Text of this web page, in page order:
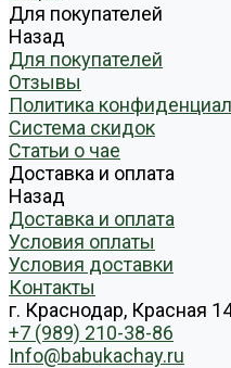
Для покупателей
Назад
Для покупателей
Отзывы
Политика
Система скидок
Статьи о чае
Доставка и оплата
Назад
Доставка и оплата
Условия оплаты
Условия доставки
Контакты
г. Краснодар, Красная
+7 (989) 210-38-86
Info@babukachay.ru